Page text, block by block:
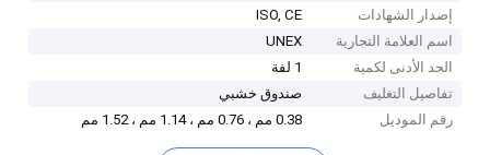
إصدار الشهادات
ISO, CE
اسم العلامة التجارية
UNEX
الحد الأدنى لكمية
1 لفة
تفاصيل التغليف
صندوق خشبي
رقم الموديل
0.38 مم ، 0.76 مم ، 1.14 مم ، 1.52 مم